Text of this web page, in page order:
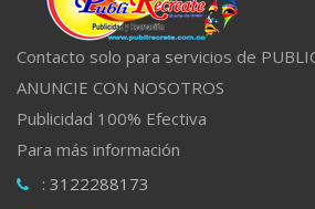
Contacto solo para servicios de
ANUNCIE CON NOSOTROS
Publicidad 100% Efectiva
Para más información
: 3122288173